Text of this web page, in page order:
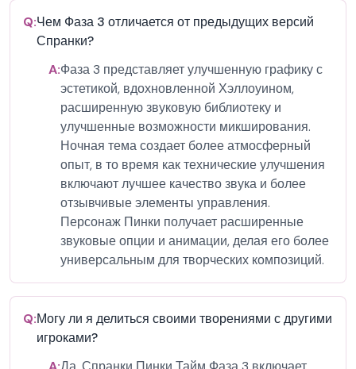
Q:Чем Фаза 3 отличается от предыдущих версий
Спранки?
A:Фаза 3 представляет улучшенную графику с
эстетикой, вдохновленной Хэллоуином,
расширенную звуковую библиотеку и
улучшенные возможности микширования.
Ночная тема создает более атмосферный
опыт, в то время как технические улучшения
включают лучшее качество звука и более
отзывчивые элементы управления.
Персонаж Пинки получает расширенные
звуковые опции и анимации, делая его более
универсальным для творческих композиций.
Q:Могу ли я делиться своими творениями с другими
игроками?